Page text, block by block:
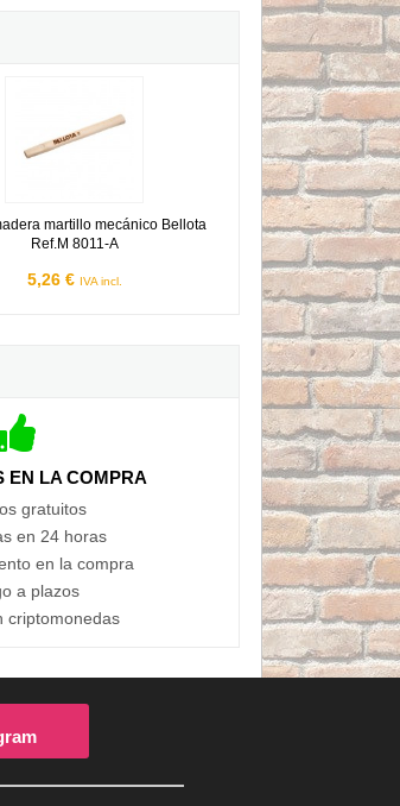
martillo mecánico Bellota
Ref.M 8011-A
5,26 € IVA incl.
martillo mecánico Bellota Ref.M 8011-A
EN LA COMPRA
gratuitos
en 24 horas
en la compra
a plazos
criptomonedas